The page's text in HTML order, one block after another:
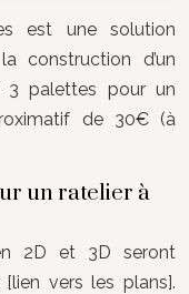
est une solution
construction d’un
3 palettes pour un
de 30€ (à
un ratelier à
2D et 3D seront
vers les plans].